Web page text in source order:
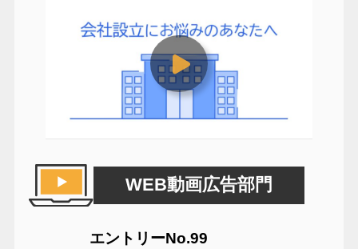
WEB動画広告部門
エントリーNo.99